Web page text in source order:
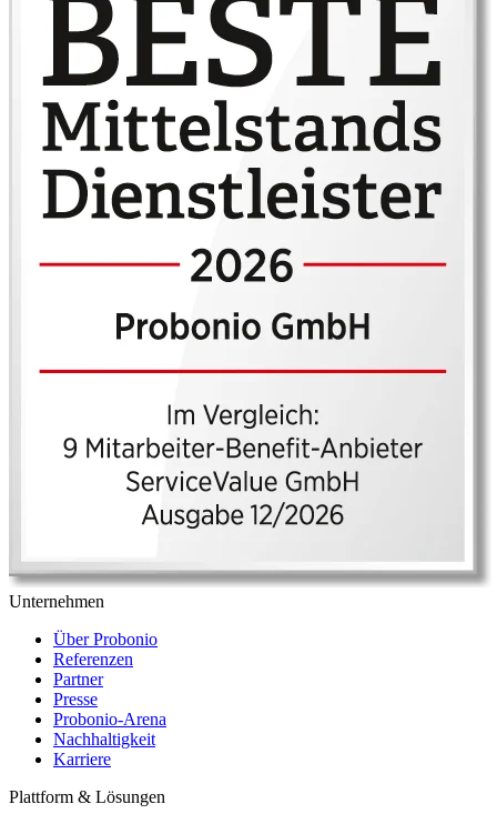
Unternehmen
Über Probonio
Referenzen
Partner
Presse
Probonio-Arena
Nachhaltigkeit
Karriere
Plattform & Lösungen